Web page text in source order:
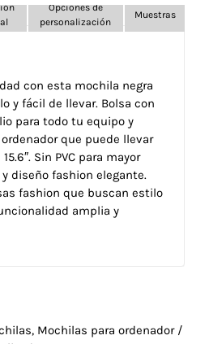
Opciones de
personalización
Muestras
con esta mochila negra
y fácil de llevar. Bolsa con
para todo tu equipo y
que puede llevar
Sin PVC para mayor
diseño fashion elegante.
fashion que buscan estilo
amplia y
, Mochilas para ordenador /